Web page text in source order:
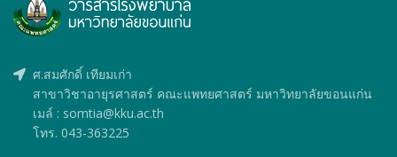
ศ.สมศักดิ์ เทียมเก่า
สาขาวิชาอายุรศาสตร์ คณะแพทยศาสตร์ มหาวิทยาลัยขอนแก่น
เมล์ : somtia@kku.ac.th
โทร. 043-363225